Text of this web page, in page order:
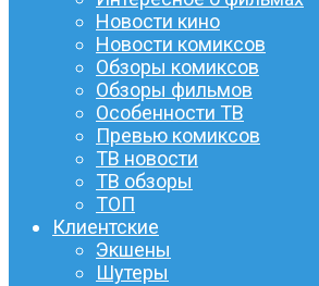
Новости кино
Новости комиксов
Обзоры комиксов
Обзоры фильмов
Особенности ТВ
Превью комиксов
ТВ новости
ТВ обзоры
ТОП
Клиентские
Экшены
Шутеры